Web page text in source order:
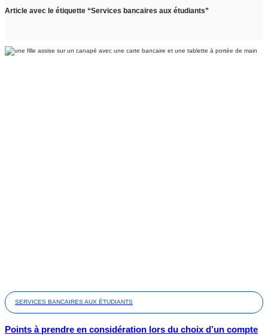
Article avec le étiquette “Services bancaires aux étudiants”
SERVICES BANCAIRES AUX ÉTUDIANTS
Points à prendre en considération lors du choix d’un compte